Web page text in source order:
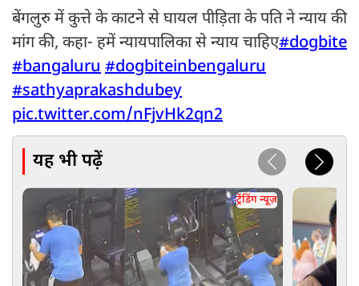
बेंगलुरु में कुत्ते के काटने से घायल पीड़िता के पति ने न्याय की
मांग की, कहा- हमें न्यायपालिका से न्याय चाहिए#dogbite
#bangaluru#dogbiteinbengaluru
#sathyaprakashdubey
pic.twitter.com/nFjvHk2qn2
यह भी पढ़ें
ट्रेंडिंग न्यूज़